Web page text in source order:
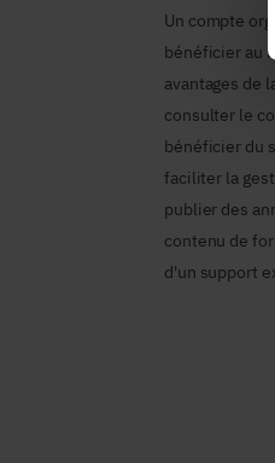
Un compte
bénéficier au
avantages de
consulter le
bénéficier du
faciliter la
publier des
contenu de
d'un support